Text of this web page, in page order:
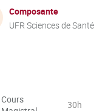
Composante
UFR Sciences de Santé
Cours
30h